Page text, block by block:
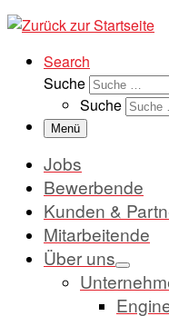
Search
Suche
Suche
Menü
Jobs
Bewerbende
Kunden &
Mitarbeitende
Über uns